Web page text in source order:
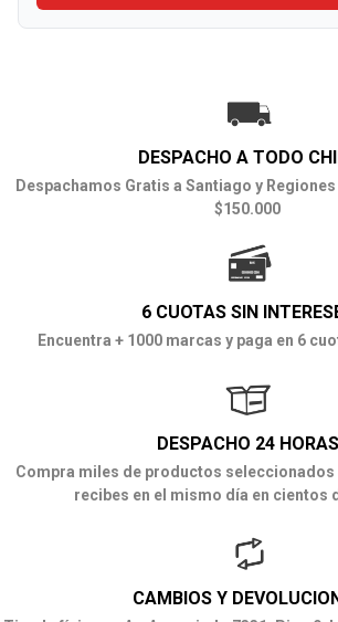
DESPACHO A TODO
Despachamos Gratis a Santiago y
$150.000
6 CUOTAS SIN
Encuentra + 1000 marcas y paga en 6
DESPACHO 24 HORAS
Compra miles de productos
recibes en el mismo día en cientos
CAMBIOS Y